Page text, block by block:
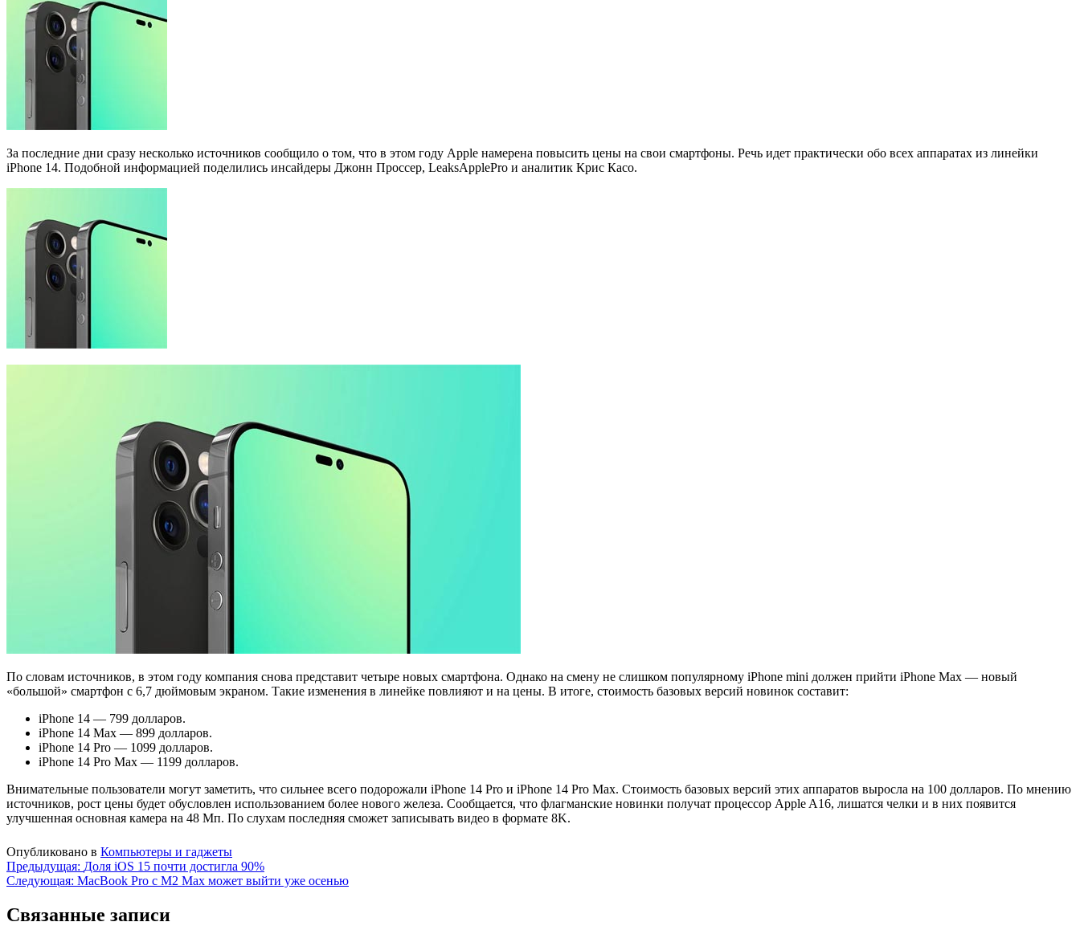
За последние дни сразу несколько источников сообщило о том, что в этом году Apple намерена повысить цены на свои смартфоны. Речь идет практически обо всех аппаратах из линейки
iPhone 14. Подобной информацией поделились инсайдеры Джонн Проссер, LeaksApplePro и аналитик Крис Касо.
По словам источников, в этом году компания снова представит четыре новых смартфона. Однако на смену не слишком популярному iPhone mini должен прийти iPhone Max — новый
«большой» смартфон с 6,7 дюймовым экраном. Такие изменения в линейке повлияют и на цены. В итоге, стоимость базовых версий новинок составит:
iPhone 14 — 799 долларов.
iPhone 14 Max — 899 долларов.
iPhone 14 Pro — 1099 долларов.
iPhone 14 Pro Max — 1199 долларов.
Внимательные пользователи могут заметить, что сильнее всего подорожали iPhone 14 Pro и iPhone 14 Pro Max. Стоимость базовых версий этих аппаратов выросла на 100 долларов. По мнению
источников, рост цены будет обусловлен использованием более нового железа. Сообщается, что флагманские новинки получат процессор Apple A16, лишатся челки и в них появится
улучшенная основная камера на 48 Мп. По слухам последняя сможет записывать видео в формате 8K.
Опубликовано в Компьютеры и гаджеты
Навигация
по
записям
Предыдущая: Доля iOS 15 почти достигла 90%
Следующая: MacBook Pro с M2 Max может выйти уже осенью
Связанные записи